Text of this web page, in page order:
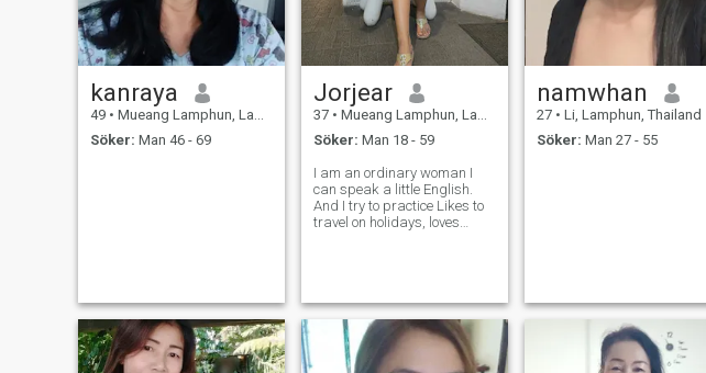
kanraya
49 • Mueang Lamphun, Lamphun, Thailand
Söker: Man 46 - 69
Jorjear
37 • Mueang Lamphun, Lamphun, Thailand
Söker: Man 18 - 59
I am an ordinary woman I
can speak a little English.
And I try to practice Likes to
travel on holidays, loves
namwhan
27 • Li, Lamphun, Thailand
Söker: Man 27 - 55